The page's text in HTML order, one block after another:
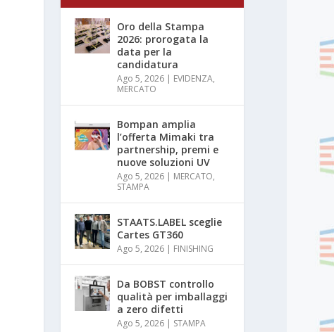
Oro della Stampa
2026: prorogata la
data per la
candidatura
Ago 5, 2026 | EVIDENZA,
MERCATO
Bompan amplia
l’offerta Mimaki tra
partnership, premi e
nuove soluzioni UV
Ago 5, 2026 | MERCATO,
STAMPA
STAATS.LABEL sceglie
Cartes GT360
Ago 5, 2026 | FINISHING
Da BOBST controllo
qualità per imballaggi
a zero difetti
Ago 5, 2026 | STAMPA